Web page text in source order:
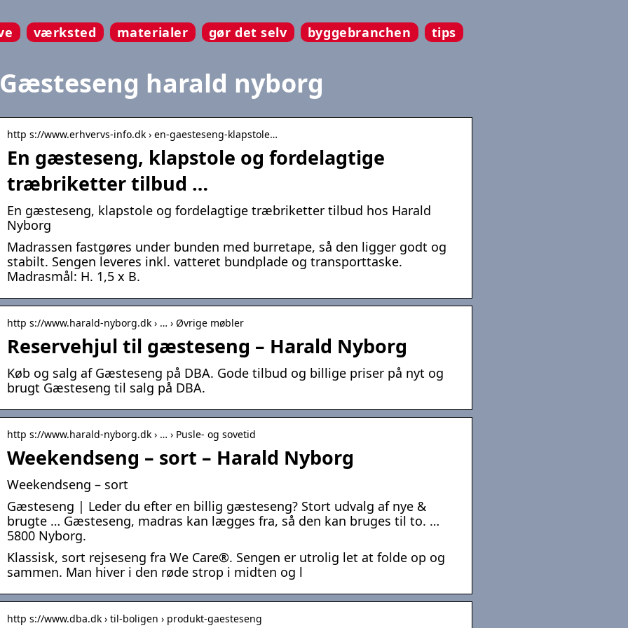
værksted materialer gør det selv byggebranchen tips
Gæsteseng harald nyborg
http s://www.erhvervs-info.dk › en-gaesteseng-klapstole…
En gæsteseng, klapstole og fordelagtige
træbriketter tilbud …
En gæsteseng, klapstole og fordelagtige træbriketter tilbud hos Harald
Nyborg
Madrassen fastgøres under bunden med burretape, så den ligger godt og
stabilt. Sengen leveres inkl. vatteret bundplade og transporttaske.
Madrasmål: H. 1,5 x B.
http s://www.harald-nyborg.dk › … › Øvrige møbler
Reservehjul til gæsteseng – Harald Nyborg
Køb og salg af Gæsteseng på DBA. Gode tilbud og billige priser på nyt og
brugt Gæsteseng til salg på DBA.
http s://www.harald-nyborg.dk › … › Pusle- og sovetid
Weekendseng – sort – Harald Nyborg
Weekendseng – sort
Gæsteseng | Leder du efter en billig gæsteseng? Stort udvalg af nye &
brugte … Gæsteseng, madras kan lægges fra, så den kan bruges til to. …
5800 Nyborg.
Klassisk, sort rejseseng fra We Care®. Sengen er utrolig let at folde op og
sammen. Man hiver i den røde strop i midten og l
http s://www.dba.dk › til-boligen › produkt-gaesteseng